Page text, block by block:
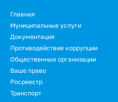
Подвал
Главная
Муниципальные услуги
Документация
Противодействие коррупции
Общественные организации
Ваше право
Росреестр
Транспорт